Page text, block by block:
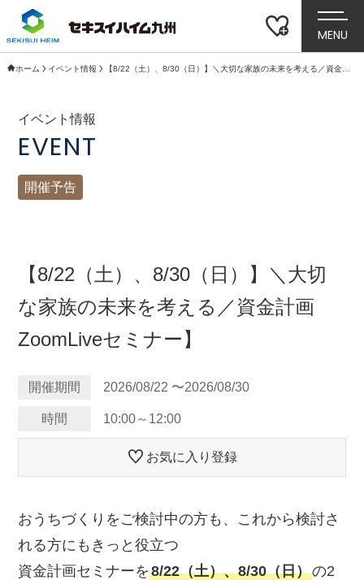
MENU
ホーム イベント情報 【8/22（土）、8/30（日）】＼大切な家族の未来を考える／資金計画ZoomLiveセミナー】
イベント情報
EVENT
開催予告
【8/22（土）、8/30（日）】＼大切
な家族の未来を考える／資金計画
ZoomLiveセミナー】
開催期間 2026/08/22 〜2026/08/30
時間 10:00～12:00
お気に入り登録
おうちづくりをご検討中の方も、これから検討さ
れる方にもきっと役立つ
資金計画セミナーを8/22（土）、8/30（日）の2